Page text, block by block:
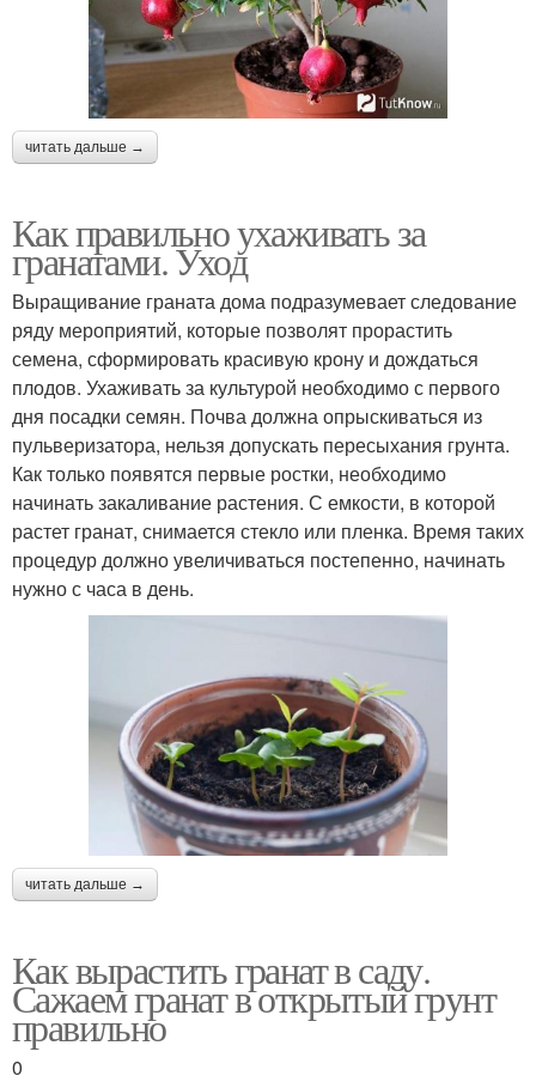
читать дальше →
Как правильно ухаживать за
гранатами. Уход
Выращивание граната дома подразумевает следование
ряду мероприятий, которые позволят прорастить
семена, сформировать красивую крону и дождаться
плодов. Ухаживать за культурой необходимо с первого
дня посадки семян. Почва должна опрыскиваться из
пульверизатора, нельзя допускать пересыхания грунта.
Как только появятся первые ростки, необходимо
начинать закаливание растения. С емкости, в которой
растет гранат, снимается стекло или пленка. Время таких
процедур должно увеличиваться постепенно, начинать
нужно с часа в день.
читать дальше →
Как вырастить гранат в саду.
Сажаем гранат в открытый грунт
правильно
0